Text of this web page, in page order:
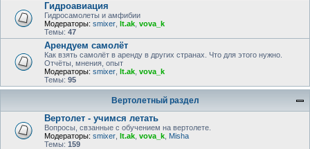
Гидроавиация
Гидросамолеты и амфибии
Модераторы: smixer lt.ak vova_k
Темы: 47
Арендуем самолёт
Как взять самолёт в аренду в других странах. Что для этого нужно.
Отчёты, мнения, опыт
Модераторы: smixer lt.ak vova_k
Темы: 95
Вертолетный раздел
Вертолет - учимся летать
Вопросы, свзанные с обучением на вертолете.
Модераторы: smixer lt.ak vova_k Misha
Темы: 159